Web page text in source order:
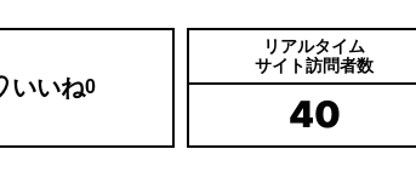
いいね0
リアルタイム
サイト訪問者数
40